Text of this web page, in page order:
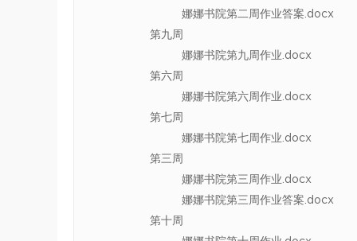
娜娜书院第二周作业答案.docx
第九周
娜娜书院第九周作业.docx
第六周
娜娜书院第六周作业.docx
第七周
娜娜书院第七周作业.docx
第三周
娜娜书院第三周作业.docx
娜娜书院第三周作业答案.docx
第十周